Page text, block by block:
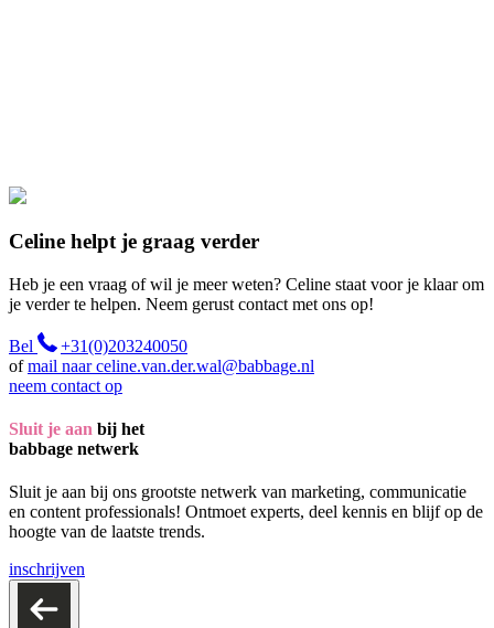
Celine helpt je graag verder
Heb je een vraag of wil je meer weten? Celine staat voor je klaar om
je verder te helpen. Neem gerust contact met ons op!
Bel
+31(0)203240050
ofmail naar celine.van.der.wal@babbage.nl
neem contact op
Sluit je aan bij het
babbage netwerk
Sluit je aan bij ons grootste netwerk van marketing, communicatie
en content professionals! Ontmoet experts, deel kennis en blijf op de
hoogte van de laatste trends.
inschrijven